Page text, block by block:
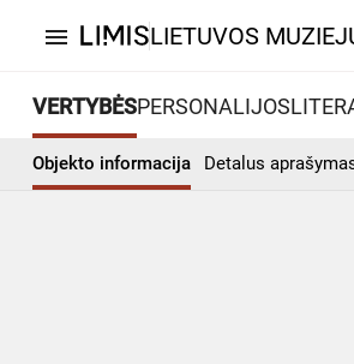
menu LIETUVOS
VERTYBĖSPERSONALIJOS
Objekto informacija Detalus